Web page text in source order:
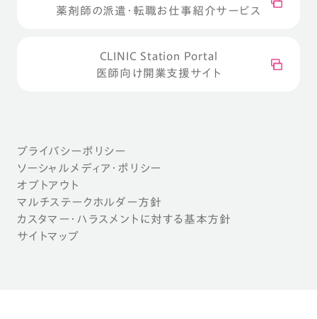
薬剤師の派遣・転職お仕事紹介サービス
CLINIC Station Portal
医師向け開業支援サイト
プライバシーポリシー
ソーシャルメディア・ポリシー
オプトアウト
マルチステークホルダー方針
カスタマー・ハラスメントに対する基本方針
サイトマップ